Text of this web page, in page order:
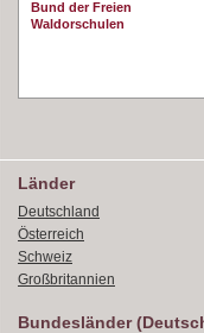
Bund der Freien
Waldorschulen
Länder
Deutschland
Österreich
Schweiz
Großbritannien
Bundesländer